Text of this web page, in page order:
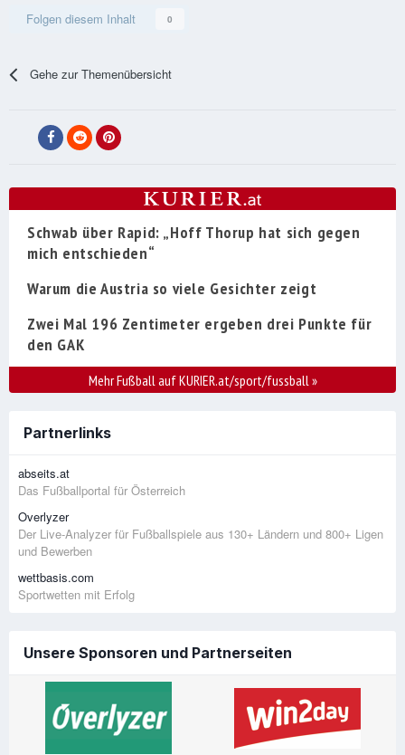
Folgen diesem Inhalt 0
Gehe zur Themenübersicht
Schwab über Rapid: „Hoff Thorup hat sich gegen
mich entschieden“
Warum die Austria so viele Gesichter zeigt
Zwei Mal 196 Zentimeter ergeben drei Punkte für
den GAK
Mehr Fußball auf KURIER.at/sport/fussball»
Partnerlinks
abseits.at
Das Fußballportal für Österreich
Overlyzer
Der Live-Analyzer für Fußballspiele aus 130+ Ländern und 800+ Ligen
und Bewerben
wettbasis.com
Sportwetten mit Erfolg
Unsere Sponsoren und Partnerseiten